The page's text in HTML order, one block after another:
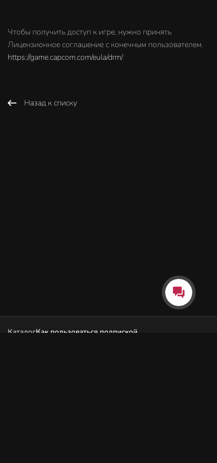
Чтобы получить доступ к игре, нужно принять
Лицензионное соглашение с конечным пользователем.
https://game.capcom.com/eula/drm/
Назад к списку
КаталогКак пользоваться подпиской